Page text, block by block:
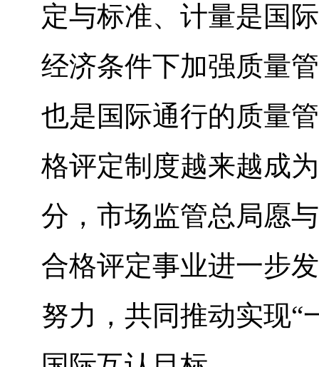
定与标准、计量是国
经济条件下加强质量
也是国际通行的质量
格评定制度越来越成
分，市场监管总局愿
合格评定事业进一步
努力，共同推动实现“